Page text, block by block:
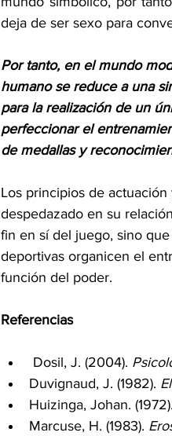
deja de ser sexo para
Por tanto, en el mundo
humano se reduce a una
para la realización de un
perfeccionar el
de medallas y
Los principios de
despedazado en su
fin en sí del juego, sino
deportivas organicen el
función del poder.
Referencias
Dosil, J. (2004).
Duvignaud, J. (1982).
Huizinga, Johan. (1972).
Marcuse, H. (1983).